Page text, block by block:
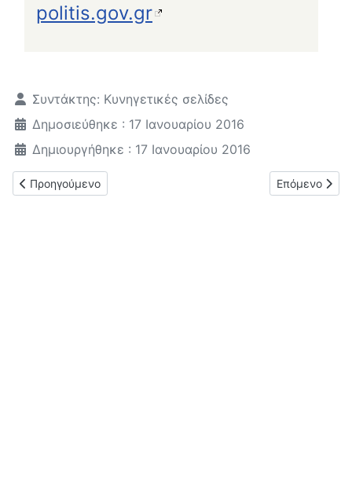
politis.gov.gr
Λεπτομέρειες
Συντάκτης: Κυνηγετικές σελίδες
Δημοσιεύθηκε : 17 Ιανουαρίου 2016
Δημιουργήθηκε : 17 Ιανουαρίου 2016
Προηγούμενο άρθρο: Πρόστιμο 30.000 ευρώ για φόλα
Προηγούμενο Επόμενο
Επόμενο